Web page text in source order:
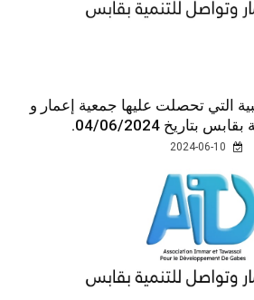
التي تحصلت عليها جمعية إعمار و
بتاريخ 04/06/2024.